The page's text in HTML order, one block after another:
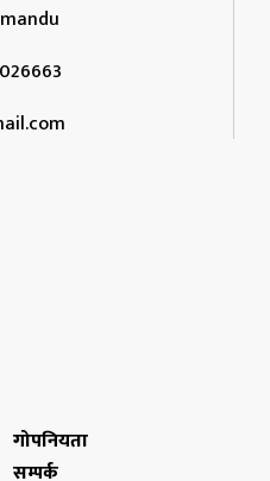
गोपनियता
सम्पर्क